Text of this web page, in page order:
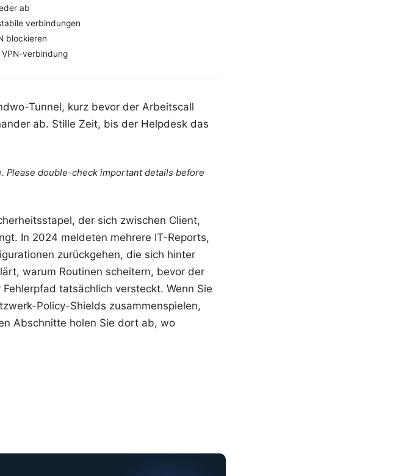
ab
verbindungen
blockieren
verbindung
Tunnel, kurz bevor der Arbeitscall
ab. Stille Zeit, bis der Helpdesk das
Please double-check important details before
der sich zwischen Client,
In 2024 meldeten mehrere IT-Reports,
zurückgehen, die sich hinter
warum Routinen scheitern, bevor der
tatsächlich versteckt. Wenn Sie
Policy-Shields zusammenspielen,
Abschnitte holen Sie dort ab, wo